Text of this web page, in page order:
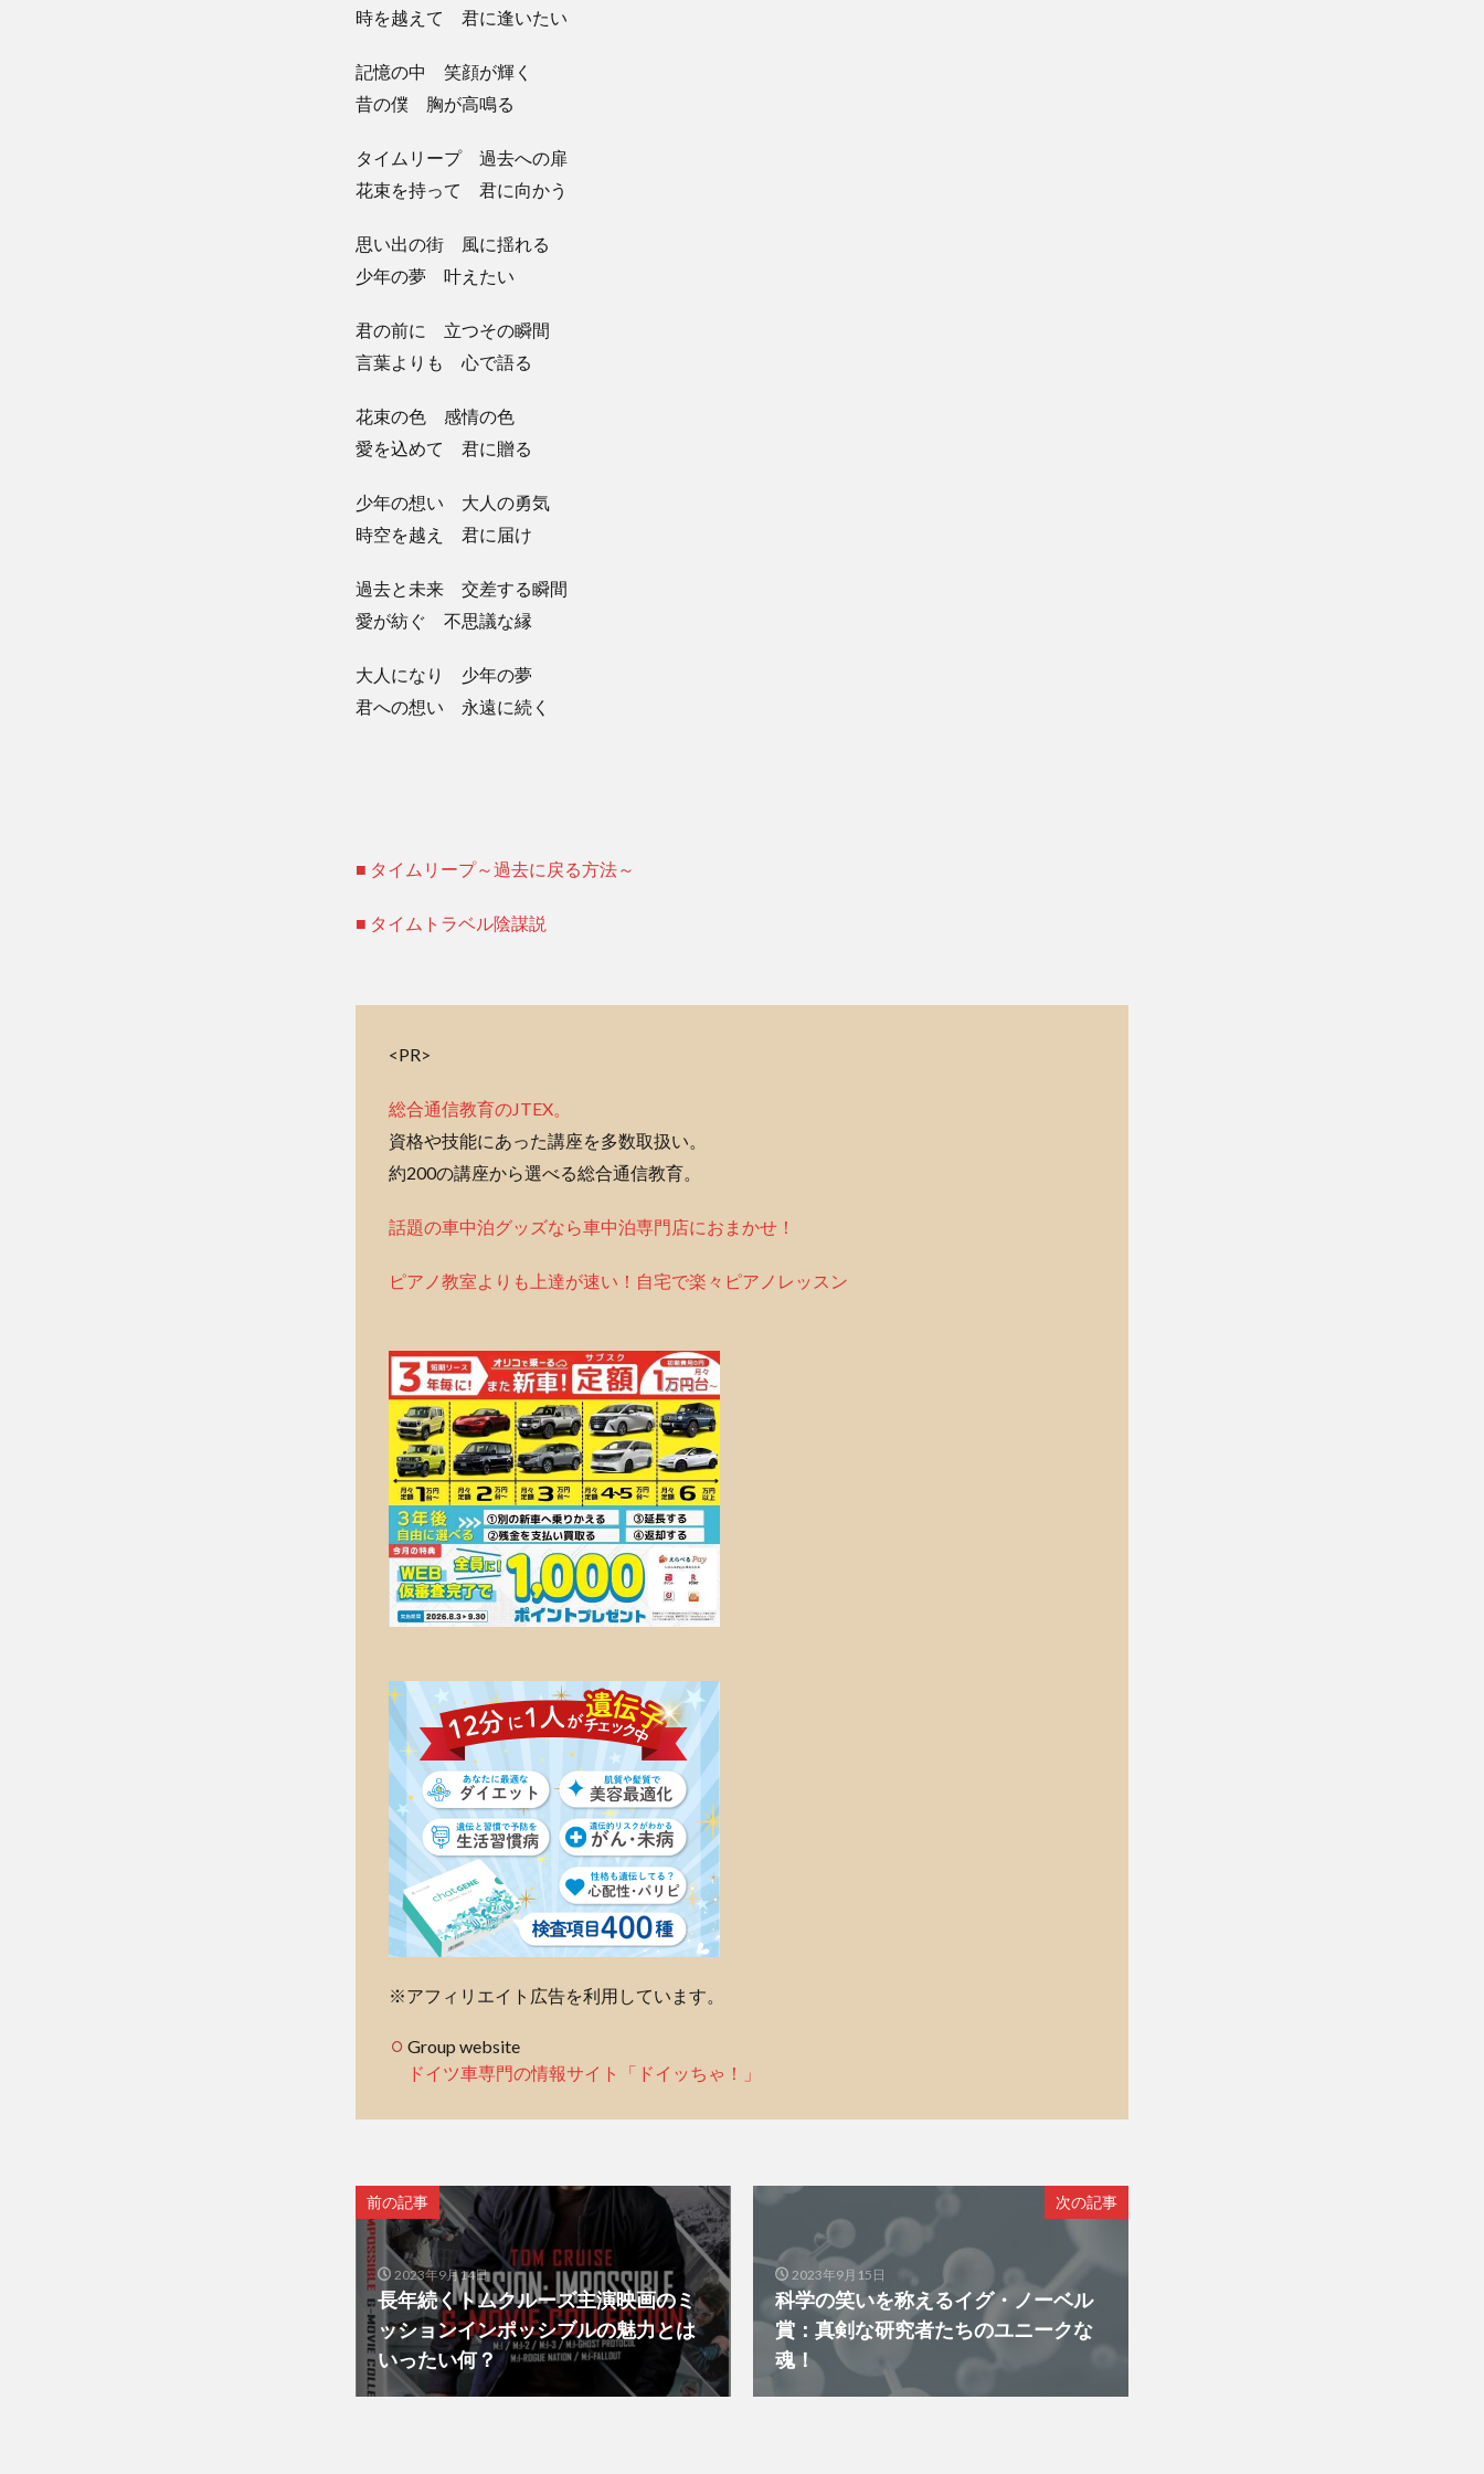
時を越えて 君に逢いたい
記憶の中 笑顔が輝く
昔の僕 胸が高鳴る
タイムリープ 過去への扉
花束を持って 君に向かう
思い出の街 風に揺れる
少年の夢 叶えたい
君の前に 立つその瞬間
言葉よりも 心で語る
花束の色 感情の色
愛を込めて 君に贈る
少年の想い 大人の勇気
時空を越え 君に届け
過去と未来 交差する瞬間
愛が紡ぐ 不思議な縁
大人になり 少年の夢
君への想い 永遠に続く
■ タイムリープ～過去に戻る方法～
■ タイムトラベル陰謀説
<PR>
総合通信教育のJTEX。
資格や技能にあった講座を多数取扱い。
約200の講座から選べる総合通信教育。
話題の車中泊グッズなら車中泊専門店におまかせ！
ピアノ教室よりも上達が速い！自宅で楽々ピアノレッスン
※アフィリエイト広告を利用しています。
Group website
ドイツ車専門の情報サイト「ドイッちゃ！」
前の記事
2023年9月14日
長年続くトムクルーズ主演映画のミ
ッションインポッシブルの魅力とは
いったい何？
次の記事
2023年9月15日
科学の笑いを称えるイグ・ノーベル
賞：真剣な研究者たちのユニークな
魂！